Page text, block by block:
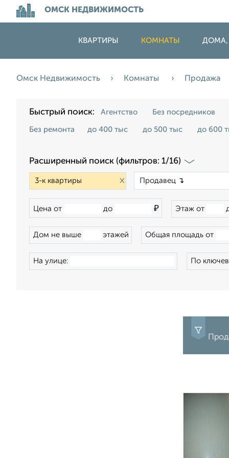
ОМСК НЕДВИЖИМОСТЬ
КВАРТИРЫ КОМНАТЫ ДОМА,
Омск Недвижимость Комнаты Продажа
Быстрый поиск: Агентство Без посредников
Без ремонта до 400 тыс до 500 тыс до 600
Расширенный поиск (фильтров: 1/16)
×
Цена от до ₽ Этаж от
Дом не выше этажей Общая площадь от
На улице: По